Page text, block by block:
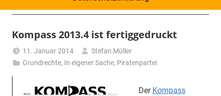
–
Zeitung
für
Piraten
Kompass 2013.4 ist fertiggedruckt
11. Januar 2014
Stefan Müller
Grundrechte, In eigener Sache, Piratenpartei
Der Kompass